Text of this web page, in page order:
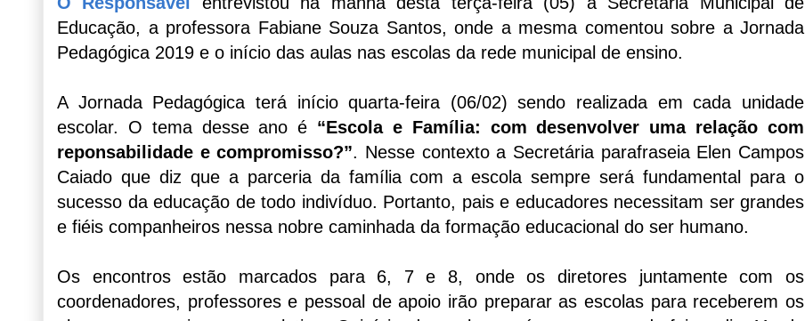
Educação, a professora Fabiane Souza Santos, onde a mesma comentou sobre a Jornada
Pedagógica 2019 e o início das aulas nas escolas da rede municipal de ensino.
A Jornada Pedagógica terá início quarta-feira (06/02) sendo realizada em cada unidade
escolar. O tema desse ano é “Escola e Família: com desenvolver uma relação com
reponsabilidade e compromisso?”. Nesse contexto a Secretária parafraseia Elen Campos
Caiado que diz que a parceria da família com a escola sempre será fundamental para o
sucesso da educação de todo indivíduo. Portanto, pais e educadores necessitam ser grandes
e fiéis companheiros nessa nobre caminhada da formação educacional do ser humano.
Os encontros estão marcados para 6, 7 e 8, onde os diretores juntamente com os
coordenadores, professores e pessoal de apoio irão preparar as escolas para receberem os